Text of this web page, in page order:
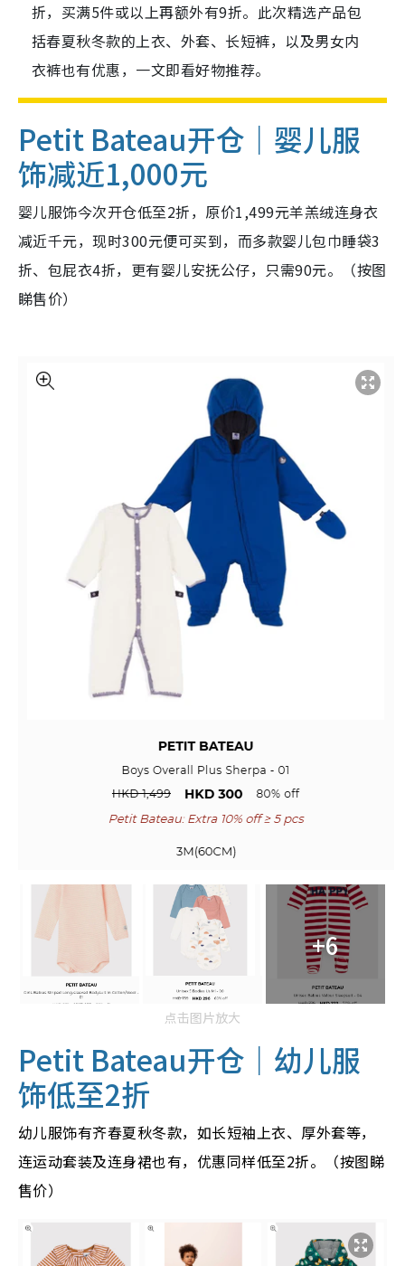
折，买满5件或以上再额外有9折。此次精选产品包
括春夏秋冬款的上衣、外套、长短裤，以及男女内
衣裤也有优惠，一文即看好物推荐。
Petit Bateau开仓｜婴儿服
饰减近1,000元
婴儿服饰今次开仓低至2折，原价1,499元羊羔绒连身衣
减近千元，现时300元便可买到，而多款婴儿包巾睡袋3
折、包屁衣4折，更有婴儿安抚公仔，只需90元。（按图
睇售价）
+6
点击图片放大
Petit Bateau开仓｜幼儿服
饰低至2折
幼儿服饰有齐春夏秋冬款，如长短袖上衣、厚外套等，
连运动套装及连身裙也有，优惠同样低至2折。（按图睇
售价）